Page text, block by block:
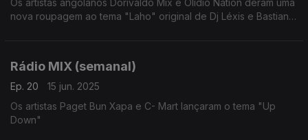
Os artistas angolanos Dorivaldo Mix e Olidio Nation deram uma
nova roupagem ao tema "Laho" original de Dj Léxis e Bastian
Rádio MIX (semanal)
Ep. 20
15 jun. 2025
Os artistas Paget Bun Xapa e C- Mart lançaram o tema "Up
Down"